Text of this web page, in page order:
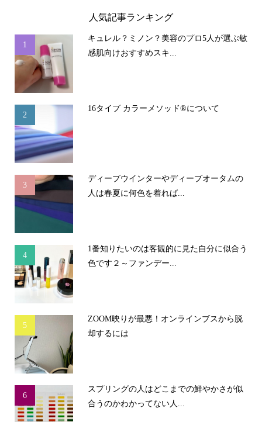
人気記事ランキング
1
キュレル？ミノン？美容のプロ5人が選ぶ敏
感肌向けおすすめスキ...
2
16タイプ カラーメソッド®について
3
ディープウインターやディープオータムの
人は春夏に何色を着れば...
4
1番知りたいのは客観的に見た自分に似合う
色です２～ファンデー...
5
ZOOM映りが最悪！オンラインブスから脱
却するには
6
スプリングの人はどこまでの鮮やかさが似
合うのかわかってない人...